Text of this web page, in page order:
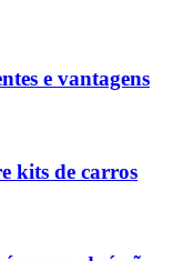
e vantagens
kits de carros